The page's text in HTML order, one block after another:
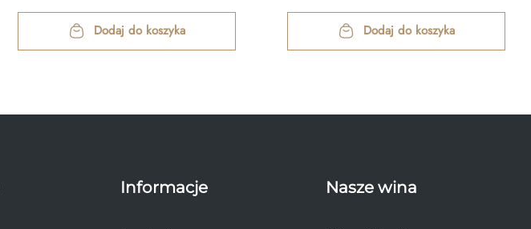
Dodaj do koszyka Dodaj do koszyka
Informacje Nasze wina